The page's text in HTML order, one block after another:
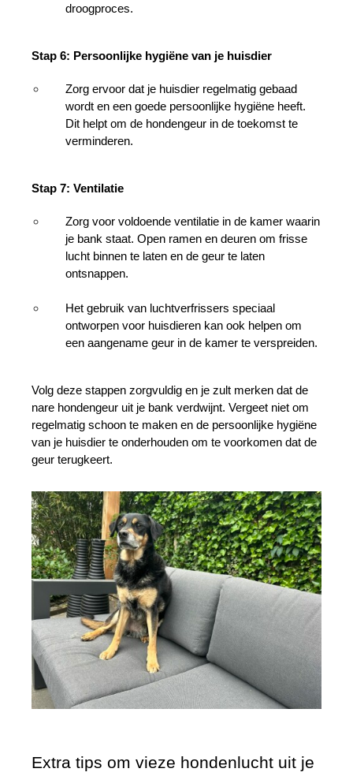
droogproces.
Stap 6: Persoonlijke hygiëne van je huisdier
Zorg ervoor dat je huisdier regelmatig gebaad
wordt en een goede persoonlijke hygiëne heeft.
Dit helpt om de hondengeur in de toekomst te
verminderen.
Stap 7: Ventilatie
Zorg voor voldoende ventilatie in de kamer waarin
je bank staat. Open ramen en deuren om frisse
lucht binnen te laten en de geur te laten
ontsnappen.
Het gebruik van luchtverfrissers speciaal
ontworpen voor huisdieren kan ook helpen om
een aangename geur in de kamer te verspreiden.
Volg deze stappen zorgvuldig en je zult merken dat de
nare hondengeur uit je bank verdwijnt. Vergeet niet om
regelmatig schoon te maken en de persoonlijke hygiëne
van je huisdier te onderhouden om te voorkomen dat de
geur terugkeert.
Extra tips om vieze hondenlucht uit je